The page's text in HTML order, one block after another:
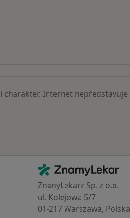
charakter. Internet nepředstavuje
Kontakt
ZnamyLekar - Hlavní stránka
ZnanyLekarz Sp. z o.o.
ul. Kolejowa 5/7
01-217 Warszawa, Polska